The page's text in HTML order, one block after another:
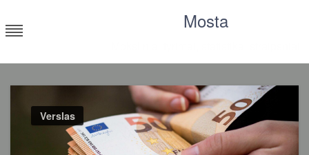
to
content
Mosta
Verslas